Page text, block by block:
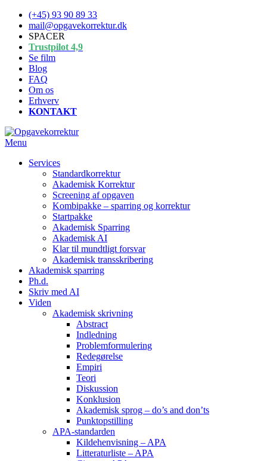
Spring
indhold
(+45) 93 90 89 33
mail@opgavekorrektur.dk
SPACER
Trustpilot 4,9
Se film
Blog
FAQ
Om os
Erhverv
KONTAKT
Menu
Services
Standardkorrektur
Akademisk Korrektur
Screening af opgaven
Kombipakke – sparring og korrektur
Startpakke
Akademisk Sparring
Akademisk AI
Klar til mundtligt forsvar
Akademisk transskribering
Akademisk sparring
Ph.d.
Skriv med AI
Viden
Akademisk skrivning
Abstract
Indledning
Problemformulering
Redegørelse
Empiri
Teori
Diskussion
Konklusion
Akademisk sprog – do’s and don’ts
Punktopstilling
APA-standarden
Kildehenvisning – APA
Litteraturliste – APA